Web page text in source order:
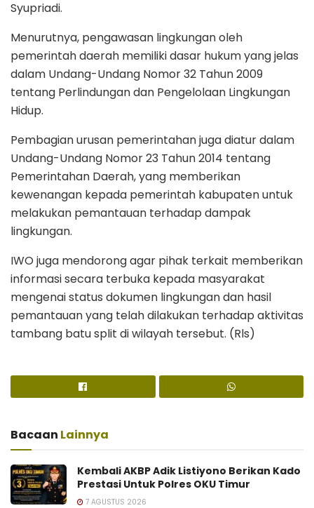
Syupriadi.
Menurutnya, pengawasan lingkungan oleh
pemerintah daerah memiliki dasar hukum yang jelas
dalam Undang-Undang Nomor 32 Tahun 2009
tentang Perlindungan dan Pengelolaan Lingkungan
Hidup.
Pembagian urusan pemerintahan juga diatur dalam
Undang-Undang Nomor 23 Tahun 2014 tentang
Pemerintahan Daerah, yang memberikan
kewenangan kepada pemerintah kabupaten untuk
melakukan pemantauan terhadap dampak
lingkungan.
IWO juga mendorong agar pihak terkait memberikan
informasi secara terbuka kepada masyarakat
mengenai status dokumen lingkungan dan hasil
pemantauan yang telah dilakukan terhadap aktivitas
tambang batu split di wilayah tersebut. (Rls)
Bacaan Lainnya
Kembali AKBP Adik Listiyono Berikan Kado
Prestasi Untuk Polres OKU Timur
7 AGUSTUS 2026